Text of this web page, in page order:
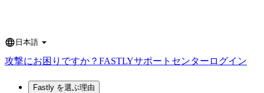
Language
日本語
攻撃にお困りですか？ FASTLYサポートセンター ログイン
Fastly を選ぶ理由